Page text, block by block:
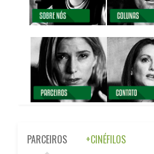
PARCEIROS +CINÉFILOS